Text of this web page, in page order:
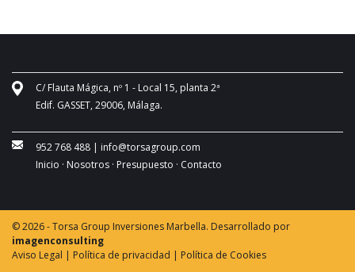
C/ Flauta Mágica, nº 1 - Local 15, planta 2ª
Edif. GASSET, 29006, Málaga.
952 768 488 | info@torsagroup.com
Inicio · Nosotros · Presupuesto · Contacto
© 2026 - Torsa Group Inversiones Marbella. Desarrollado por
imagenconsulting
Aviso Legal | Política de privacidad | Política de Cookies